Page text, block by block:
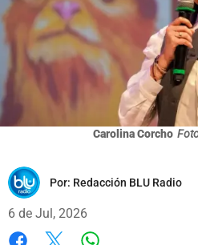
Carolina Corcho
Por: Redacción BLU Radio
6 de Jul, 2026